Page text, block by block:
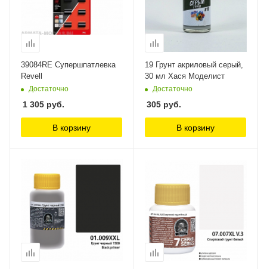
39084RE Супершпатлевка
Revell
Достаточно
1 305 руб.
В корзину
19 Грунт акриловый серый,
30 мл Хася Моделист
Достаточно
305 руб.
В корзину